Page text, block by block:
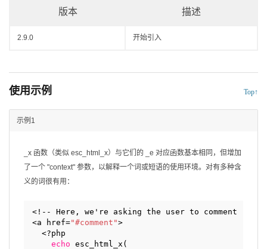
版本 描述
2.9.0 开始引入
使用示例 Top↑
示例1
_x 函数（类似 esc_html_x）与它们的 _e 对应函数基本相同，但增加
了一个 "context" 参数，以解释一个词或短语的使用环境。对有多种含
义的词很有用：
<!-- Here, we're asking the user to comment
<a href="#comment">
<?php
echo esc_html_x(